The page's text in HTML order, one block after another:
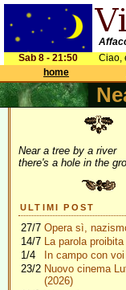
Sab 8 - 21:50
Ciao,
home
Near a tree by a river
there's a hole in the
ULTIMI POST
27/7 Opera sì,
14/7 La parola proibita
1/4
In campo con voi
23/2 Nuovo cinema
(2026)